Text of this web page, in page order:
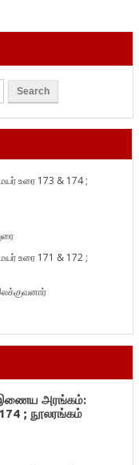
உரை 173 & 174 ;
உரை 171 & 172 ;
இணைய அரங்கம்:
; நூலரங்கம்